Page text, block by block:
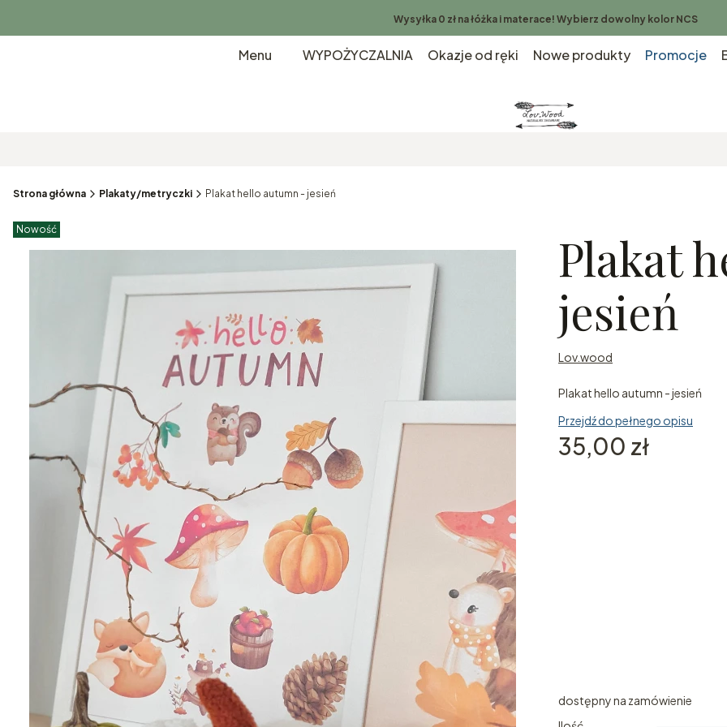
Wysyłka 0 zł na łóżka i materace! Wybierz dowolny kolor NCS
Menu WYPOŻYCZALNIA Okazje od ręki Nowe produkty Promocje
Strona główna Plakaty/metryczki Plakat hello autumn - jesień
Etykiety produktu
Nowość
Plakat
jesień
Lov.wood
Plakat hello autumn - jesień
Przejdź do pełnego opisu
Cena
35,00 zł
dostępny na zamówienie